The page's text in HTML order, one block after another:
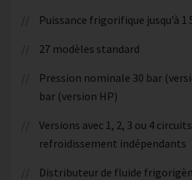
Puissance frigorifique jusqu’à 1
27 modèles standard
Pression nominale 30 bar
bar (version HP)
Versions avec 1, 2, 3 ou 4
refroidissement indépendants
Distributeur de fluide